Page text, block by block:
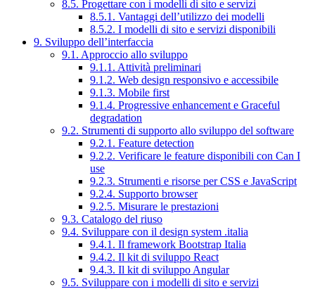
8.5. Progettare con i modelli di sito e servizi
8.5.1. Vantaggi dell’utilizzo dei modelli
8.5.2. I modelli di sito e servizi disponibili
9. Sviluppo dell’interfaccia
9.1. Approccio allo sviluppo
9.1.1. Attività preliminari
9.1.2. Web design responsivo e accessibile
9.1.3. Mobile first
9.1.4. Progressive enhancement e Graceful
degradation
9.2. Strumenti di supporto allo sviluppo del software
9.2.1. Feature detection
9.2.2. Verificare le feature disponibili con Can I
use
9.2.3. Strumenti e risorse per CSS e JavaScript
9.2.4. Supporto browser
9.2.5. Misurare le prestazioni
9.3. Catalogo del riuso
9.4. Sviluppare con il design system .italia
9.4.1. Il framework Bootstrap Italia
9.4.2. Il kit di sviluppo React
9.4.3. Il kit di sviluppo Angular
9.5. Sviluppare con i modelli di sito e servizi